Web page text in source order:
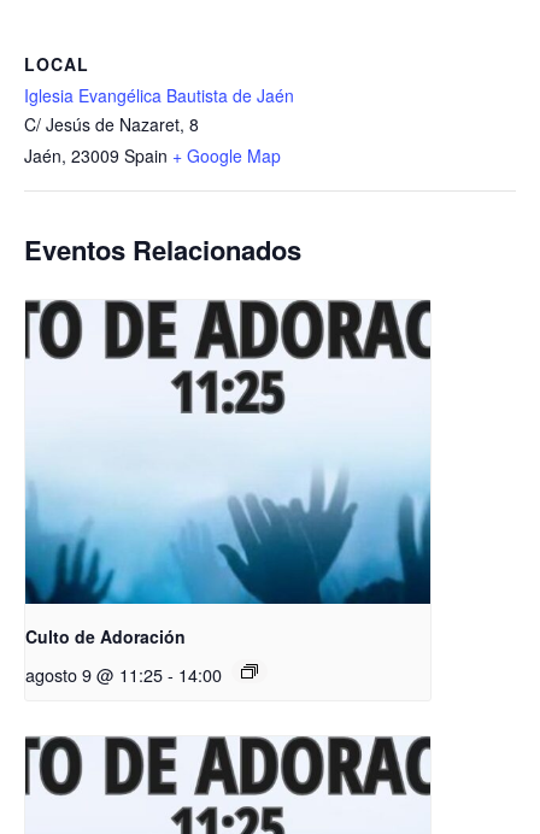
LOCAL
Iglesia Evangélica Bautista de Jaén
C/ Jesús de Nazaret, 8
Jaén, 23009 Spain + Google Map
Eventos Relacionados
Culto de Adoración
agosto 9 @ 11:25- 14:00